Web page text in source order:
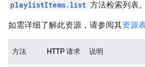
playlistItems.list 方法检索列表。
如需详细了解此资源，请参阅其资源
方法 HTTP 请求 说明